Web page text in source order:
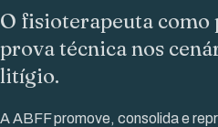
O fisioterapeuta como
prova técnica nos
litígio.
A ABFF promove, consolida e